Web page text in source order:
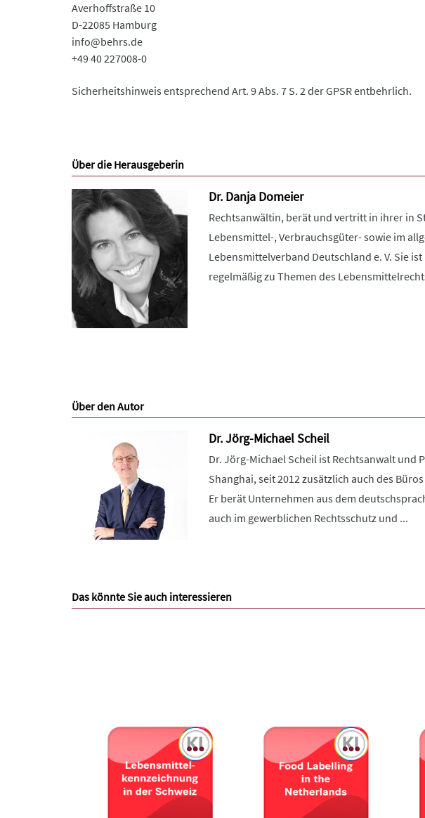
Averhoffstraße 10
D-22085 Hamburg
info@behrs.de
+49 40 227008-0
Sicherheitshinweis entsprechend Art. 9 Abs. 7 S. 2 der GPSR entbehrlich.
Über die Herausgeberin
Dr. Danja Domeier
Rechtsanwältin, berät und vertritt in ihrer in
Lebensmittel-, Verbrauchsgüter- sowie im
Lebensmittelverband Deutschland e. V. Sie
regelmäßig zu Themen des
Über den Autor
Dr. Jörg-Michael Scheil
Dr. Jörg-Michael Scheil ist Rechtsanwalt und
Shanghai, seit 2012 zusätzlich auch des
Er berät Unternehmen aus dem
auch im gewerblichen Rechtsschutz und ...
Das könnte Sie auch interessieren